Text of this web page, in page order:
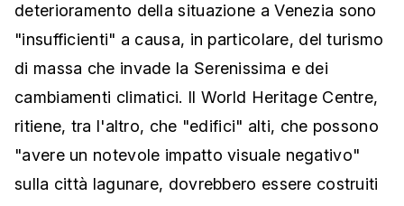
deterioramento della situazione a Venezia sono
"insufficienti" a causa, in particolare, del turismo
di massa che invade la Serenissima e dei
cambiamenti climatici. Il World Heritage Centre,
ritiene, tra l'altro, che "edifici" alti, che possono
"avere un notevole impatto visuale negativo"
sulla città lagunare, dovrebbero essere costruiti